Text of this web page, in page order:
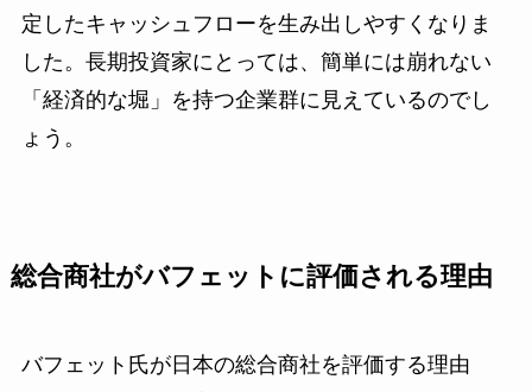
定したキャッシュフローを生み出しやすくなりま
した。長期投資家にとっては、簡単には崩れない
「経済的な堀」を持つ企業群に見えているのでし
ょう。
総合商社がバフェットに評価される理由
バフェット氏が日本の総合商社を評価する理由